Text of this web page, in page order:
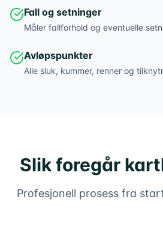
Fall og setninger
Måler fallforhold og eventuelle
Avløpspunkter
Alle sluk, kummer, renner og
Slik foregår
Profesjonell prosess fra